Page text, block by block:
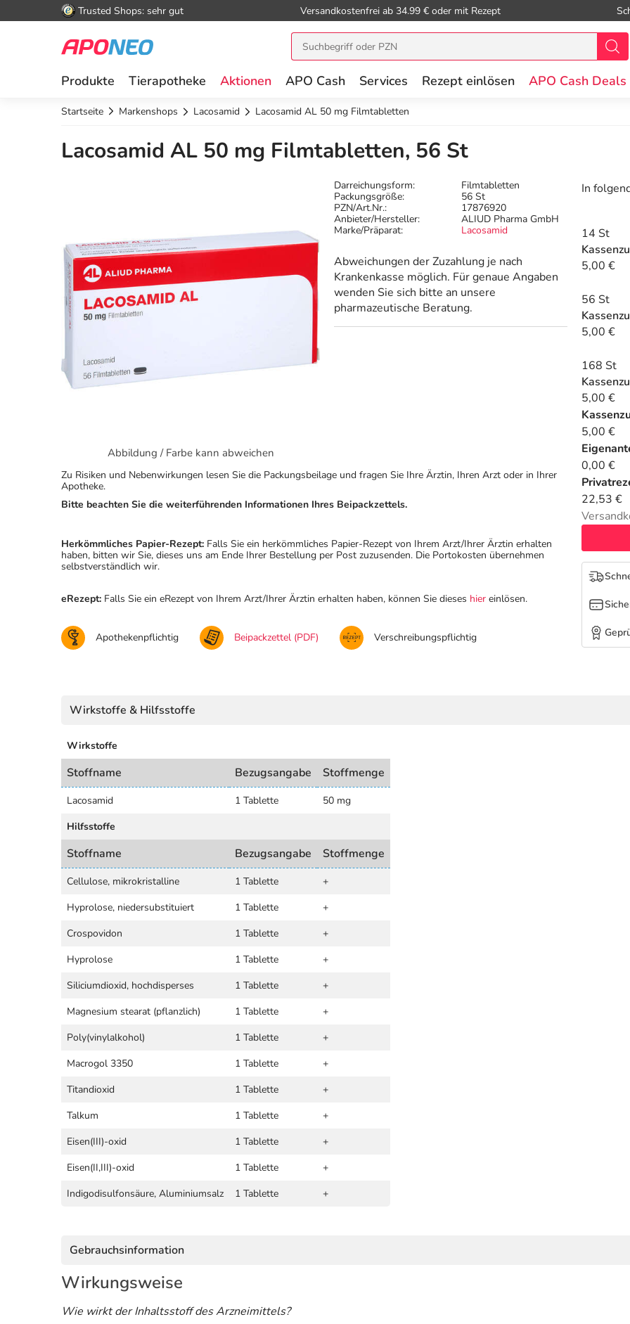
Trusted Shops: sehr gut Versandkostenfrei ab 34.99 € oder mit Rezept
Produkte Tierapotheke Aktionen APO Cash Services Rezept einlösen APO Cash Deals
Startseite Markenshops Lacosamid Lacosamid AL 50 mg Filmtabletten
Lacosamid AL 50 mg Filmtabletten, 56 St
Abbildung / Farbe kann abweichen
Darreichungsform:
Filmtabletten
Packungsgröße:
56 St
PZN/Art.Nr.:
17876920
Anbieter/Hersteller:
ALIUD Pharma GmbH
Marke/Präparat:
Lacosamid
Abweichungen der Zuzahlung je nach
Krankenkasse möglich. Für genaue Angaben
wenden Sie sich bitte an unsere
pharmazeutische Beratung.
In
14 St
5,00 €
56 St
5,00 €
168 St
5,00 €
5,00 €
0,00 €
22,53 €
Zu Risiken und Nebenwirkungen lesen Sie die Packungsbeilage und fragen Sie Ihre Ärztin, Ihren Arzt oder in Ihrer
Apotheke.
Bitte beachten Sie die weiterführenden Informationen Ihres Beipackzettels.
Herkömmliches Papier-Rezept: Falls Sie ein herkömmliches Papier-Rezept von Ihrem Arzt/Ihrer Ärztin erhalten
haben, bitten wir Sie, dieses uns am Ende Ihrer Bestellung per Post zuzusenden. Die Portokosten übernehmen
selbstverständlich wir.
eRezept: Falls Sie ein eRezept von Ihrem Arzt/Ihrer Ärztin erhalten haben, können Sie dieses hier einlösen.
Apothekenpflichtig Beipackzettel (PDF) Verschreibungspflichtig
Wirkstoffe & Hilfsstoffe
Wirkstoffe
Stoffname Bezugsangabe Stoffmenge
Lacosamid 1 Tablette
50 mg
Hilfsstoffe
Stoffname Bezugsangabe Stoffmenge
Cellulose, mikrokristalline 1 Tablette
+
Hyprolose, niedersubstituiert
1 Tablette
+
Crospovidon
1 Tablette
+
Hyprolose
1 Tablette
+
Siliciumdioxid, hochdisperses
1 Tablette
+
Magnesium stearat (pflanzlich)
1 Tablette
+
Poly(vinylalkohol)
1 Tablette
+
Macrogol 3350
1 Tablette
+
Titandioxid
1 Tablette
+
Talkum
1 Tablette
+
Eisen(III)-oxid
1 Tablette
+
Eisen(II,III)-oxid
1 Tablette
+
Indigodisulfonsäure, Aluminiumsalz
1 Tablette +
Gebrauchsinformation
Wirkungsweise
Wie wirkt der Inhaltsstoff des Arzneimittels?